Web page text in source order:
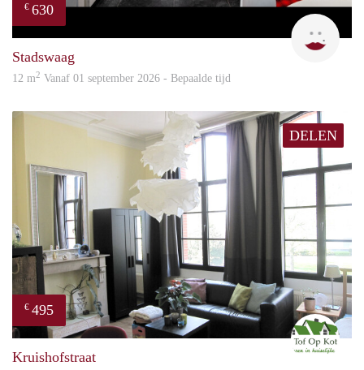
€ 630
Stadswaag
12 m2 Vanaf 01 september 2026 - Bepaalde tijd
DELEN
€ 495
M
Kruishofstraat